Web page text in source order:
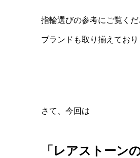
指輪選びの参考にご覧く
ブランドも取り揃えてお
さて、今回は
「レアストーン